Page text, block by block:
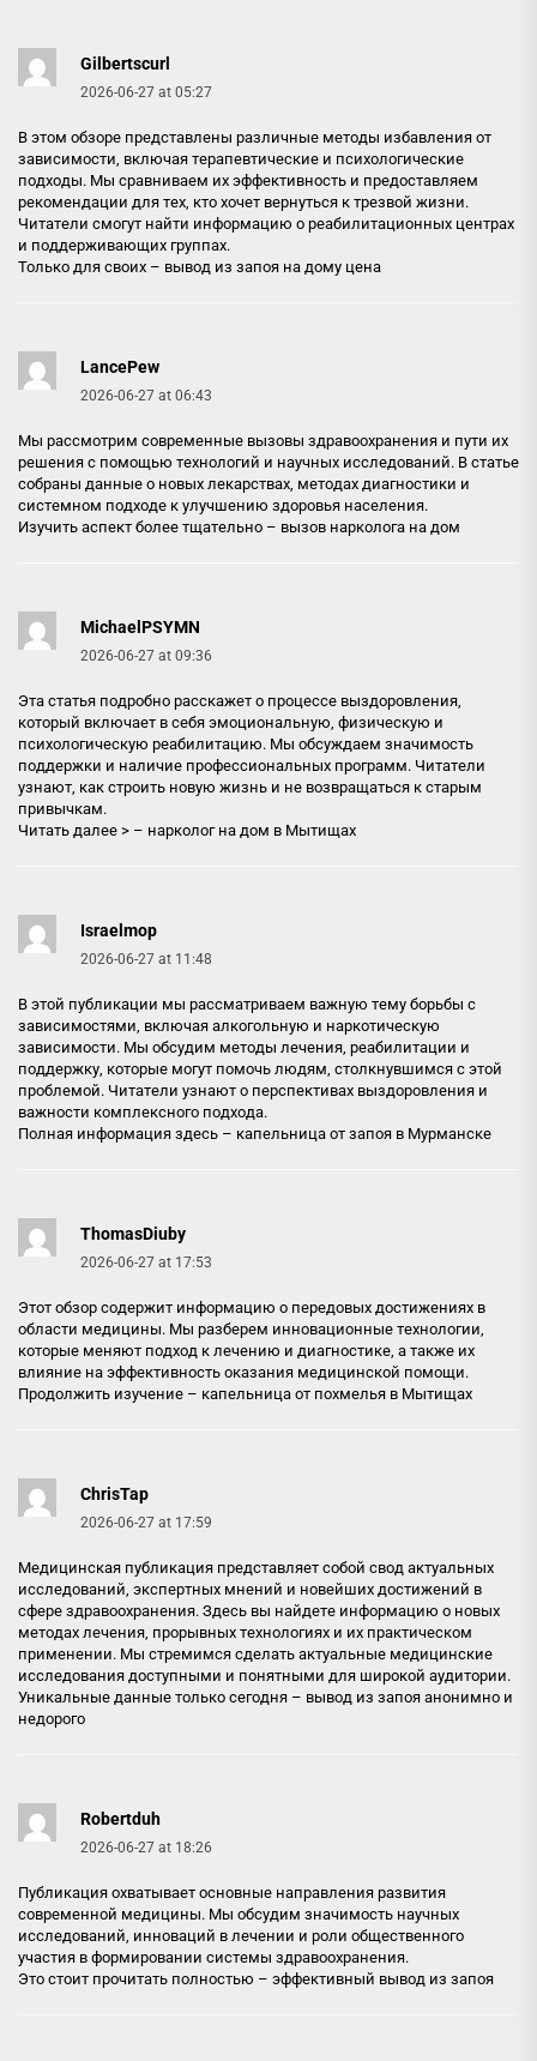
Gilbertscurl
2026-06-27 at 05:27
В этом обзоре представлены различные методы избавления от
зависимости, включая терапевтические и психологические
подходы. Мы сравниваем их эффективность и предоставляем
рекомендации для тех, кто хочет вернуться к трезвой жизни.
Читатели смогут найти информацию о реабилитационных центрах
и поддерживающих группах.
Только для своих – вывод из запоя на дому цена
LancePew
2026-06-27 at 06:43
Мы рассмотрим современные вызовы здравоохранения и пути их
решения с помощью технологий и научных исследований. В статье
собраны данные о новых лекарствах, методах диагностики и
системном подходе к улучшению здоровья населения.
Изучить аспект более тщательно – вызов нарколога на дом
MichaelPSYMN
2026-06-27 at 09:36
Эта статья подробно расскажет о процессе выздоровления,
который включает в себя эмоциональную, физическую и
психологическую реабилитацию. Мы обсуждаем значимость
поддержки и наличие профессиональных программ. Читатели
узнают, как строить новую жизнь и не возвращаться к старым
привычкам.
Читать далее > – нарколог на дом в Мытищах
Israelmop
2026-06-27 at 11:48
В этой публикации мы рассматриваем важную тему борьбы с
зависимостями, включая алкогольную и наркотическую
зависимости. Мы обсудим методы лечения, реабилитации и
поддержку, которые могут помочь людям, столкнувшимся с этой
проблемой. Читатели узнают о перспективах выздоровления и
важности комплексного подхода.
Полная информация здесь – капельница от запоя в Мурманске
ThomasDiuby
2026-06-27 at 17:53
Этот обзор содержит информацию о передовых достижениях в
области медицины. Мы разберем инновационные технологии,
которые меняют подход к лечению и диагностике, а также их
влияние на эффективность оказания медицинской помощи.
Продолжить изучение – капельница от похмелья в Мытищах
ChrisTap
2026-06-27 at 17:59
Медицинская публикация представляет собой свод актуальных
исследований, экспертных мнений и новейших достижений в
сфере здравоохранения. Здесь вы найдете информацию о новых
методах лечения, прорывных технологиях и их практическом
применении. Мы стремимся сделать актуальные медицинские
исследования доступными и понятными для широкой аудитории.
Уникальные данные только сегодня – вывод из запоя анонимно и
недорого
Robertduh
2026-06-27 at 18:26
Публикация охватывает основные направления развития
современной медицины. Мы обсудим значимость научных
исследований, инноваций в лечении и роли общественного
участия в формировании системы здравоохранения.
Это стоит прочитать полностью – эффективный вывод из запоя